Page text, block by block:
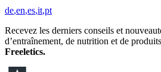
de en es it pt
Recevez les derniers conseils et
d’entraînement, de nutrition et de
Freeletics.